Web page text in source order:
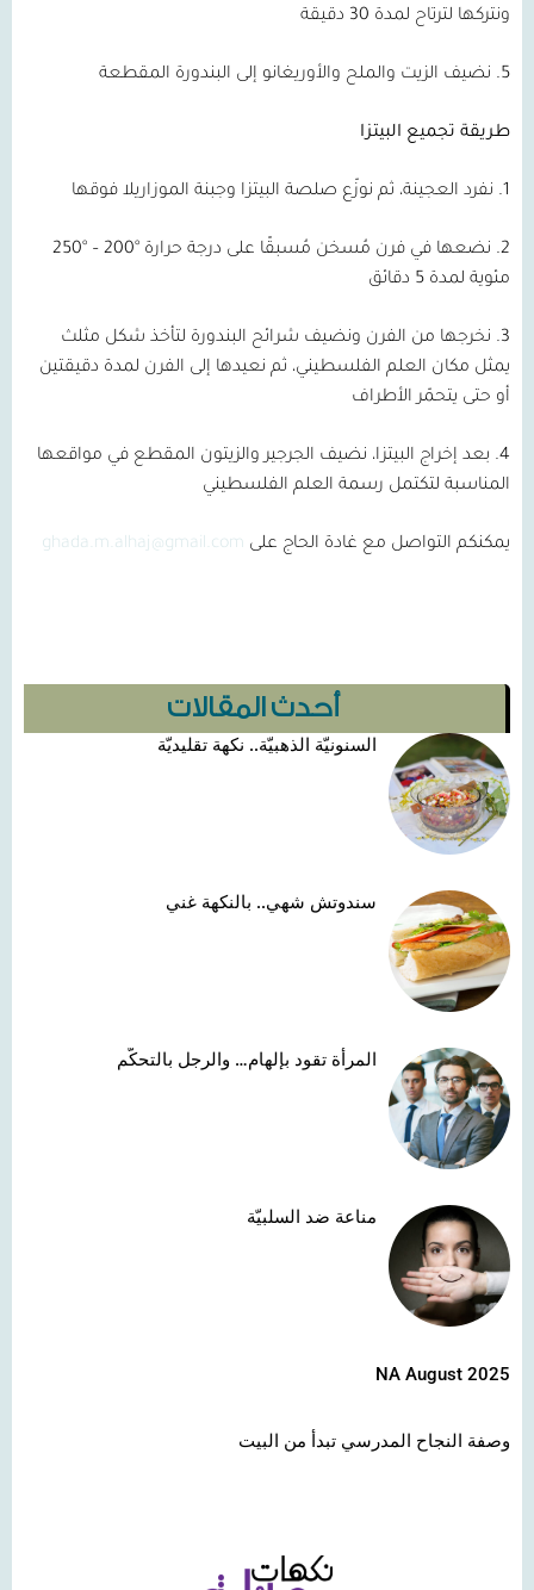
أحدث المقالات
السنونيّة الذهبيّة.. نكهة تقليديّة
سندوتش شهي.. بالنكهة غني
المرأة تقود بإلهام… والرجل بالتحكّم
مناعة ضد السلبيّة
NA August 2025
وصفة النجاح المدرسي تبدأ من البيت
ونتركها لترتاح لمدة 30 دقيقة
5. نضيف الزيت والملح والأوريغانو إلى البندورة المقطعة
طريقة تجميع البيتزا
1. نفرد العجينة، ثم نوزّع صلصة البيتزا وجبنة الموزاريلا فوقها
2. نضعها في فرن مُسخن مُسبقًا على درجة حرارة °200 – °250
مئوية لمدة 5 دقائق
3. نخرجها من الفرن ونضيف شرائح البندورة لتأخذ شكل مثلث
يمثل مكان العلم الفلسطيني، ثم نعيدها إلى الفرن لمدة دقيقتين
أو حتى يتحمّر الأطراف
4. بعد إخراج البيتزا، نضيف الجرجير والزيتون المقطع في مواقعها
المناسبة لتكتمل رسمة العلم الفلسطيني
يمكنكم التواصل مع غادة الحاج على ghada.m.alhaj@gmail.com